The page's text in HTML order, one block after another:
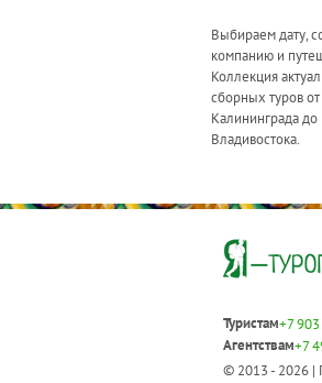
Выбираем дату,
компанию и
Коллекция
сборных туров от
Калининграда до
Владивостока.
Туристам+7
Агентствам+7
© 2013 - 2026 |